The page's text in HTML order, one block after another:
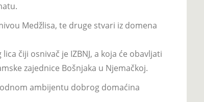
Medžlisa, te druge stvari iz domena
čiji osnivač je IZBNJ, a koja će obavljati
zajednice Bošnjaka u Njemačkoj.
ambijentu dobrog domaćina